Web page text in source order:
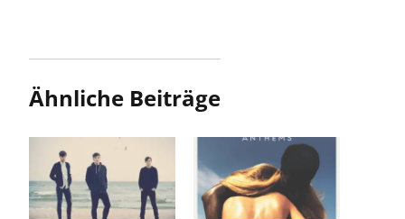
Ähnliche Beiträge